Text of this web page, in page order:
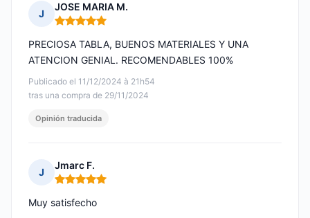
J
JOSE MARIA M.
Nota: 5 de 5
Publicado el 11/12/2024 à 21h54
tras una compra de 29/11/2024
PRECIOSA TABLA, BUENOS MATERIALES Y UNA
ATENCION GENIAL. RECOMENDABLES 100%
Opinión traducida
J
Jmarc F.
Nota: 5 de 5
Muy satisfecho